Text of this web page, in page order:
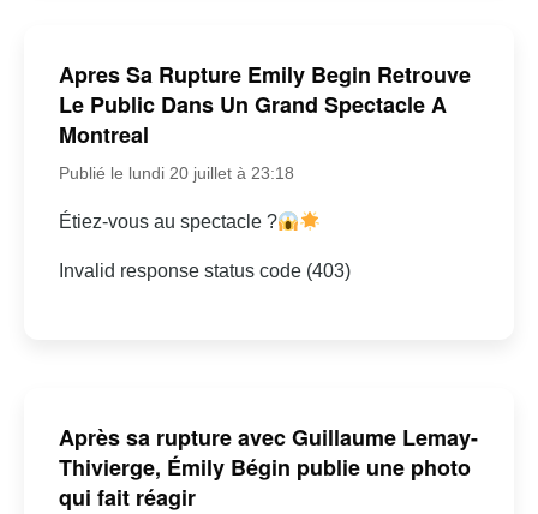
Apres Sa Rupture Emily Begin Retrouve
Le Public Dans Un Grand Spectacle A
Montreal
Publié le lundi 20 juillet à 23:18
Étiez-vous au spectacle ?
Invalid response status code (403)
Après sa rupture avec Guillaume Lemay-
Thivierge, Émily Bégin publie une photo
qui fait réagir